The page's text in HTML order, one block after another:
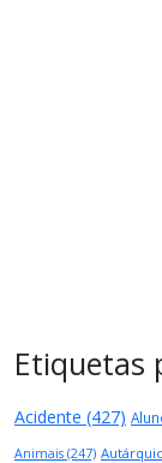
Etiquetas
Acidente (427)
Animais (247)